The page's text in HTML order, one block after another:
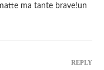
ma tante brave!un
REPLY